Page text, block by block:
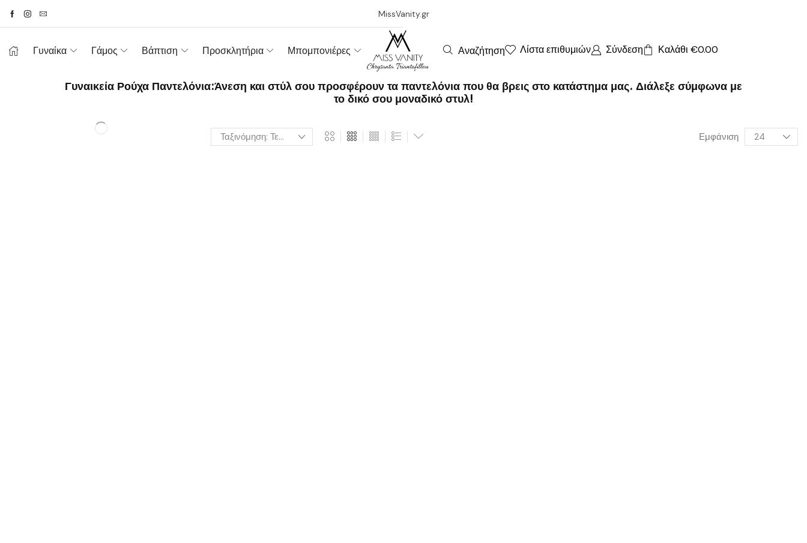
MissVanity.gr
Γυναίκα Γάμος Βάπτιση Προσκλητήρια Μπομπονιέρες Αναζήτηση Λίστα επιθυμιών Σύνδεση Καλάθι €0.00
Γυναικεία Ρούχα Παντελόνια:Άνεση και στύλ σου προσφέρουν τα παντελόνια που θα βρεις στο κατάστημα μας. Διάλεξε σύμφωνα με
το δικό σου μοναδικό στυλ!
Εμφάνιση